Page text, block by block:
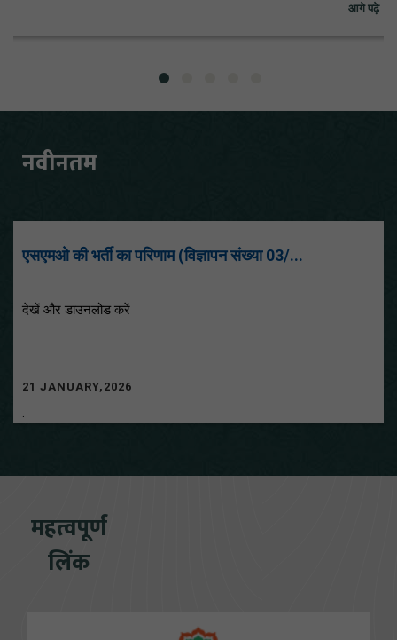
आगे पढ़े
नवीनतम
एसएमओ की भर्ती का परिणाम (विज्ञापन संख्या 03/...
देखें और डाउनलोड करें
21 JANUARY,2026
महत्वपूर्ण
लिंक